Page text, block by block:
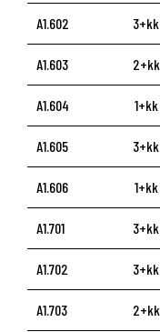
A1.602 3+kk
A1.603 2+kk
A1.604 1+kk
A1.605 3+kk
A1.606 1+kk
A1.701 3+kk
A1.702 3+kk
A1.703 2+kk